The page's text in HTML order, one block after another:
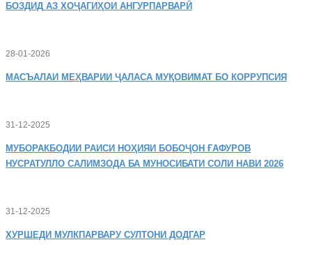
БОЗДИД АЗ ХОҶАГИҲОИ АНГУРПАРВАРӢ
28-01-2026
МАСЪАЛАИ МЕҲВАРИИ ҶАЛАСА МУҚОВИМАТ БО КОРРУПСИЯ
31-12-2025
МУБОРАКБОДИИ РАИСИ НОҲИЯИ БОБОҶОН ҒАФУРОВ
НУСРАТУЛЛО САЛИМЗОДА БА МУНОСИБАТИ СОЛИ НАВИ 2026
31-12-2025
ХУРШЕДИ МУЛКПАРВАРУ СУЛТОНИ ДОДГАР